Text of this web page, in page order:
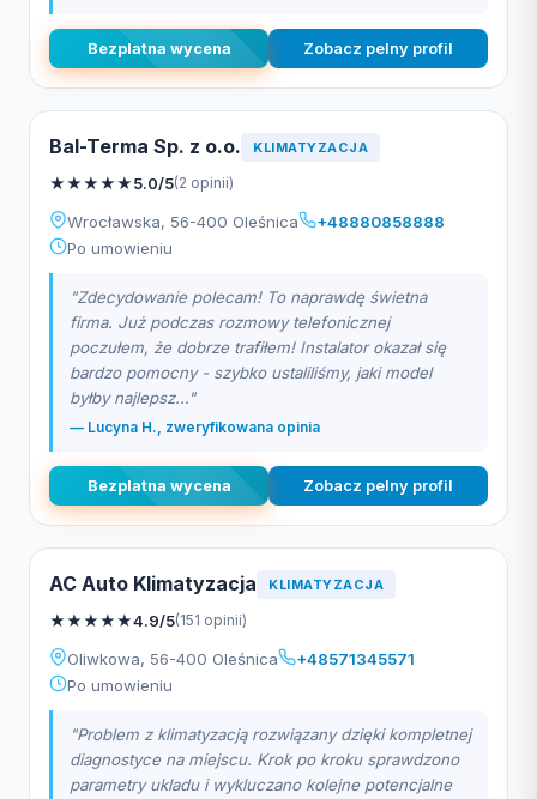
Bezplatna wycena Zobacz pelny profil
Bal-Terma Sp. z o.o. KLIMATYZACJA
★★★★★5.0/5(2 opinii)
Wrocławska, 56-400 Oleśnica
+48880858888
Po umowieniu
"Zdecydowanie polecam! To naprawdę świetna
firma. Już podczas rozmowy telefonicznej
poczułem, że dobrze trafiłem! Instalator okazał się
bardzo pomocny - szybko ustaliliśmy, jaki model
byłby najlepsz..."
— Lucyna H., zweryfikowana opinia
Bezplatna wycena Zobacz pelny profil
AC Auto Klimatyzacja KLIMATYZACJA
★★★★★4.9/5(151 opinii)
Oliwkowa, 56-400 Oleśnica
+48571345571
Po umowieniu
"Problem z klimatyzacją rozwiązany dzięki kompletnej
diagnostyce na miejscu. Krok po kroku sprawdzono
parametry ukladu i wykluczano kolejne potencjalne